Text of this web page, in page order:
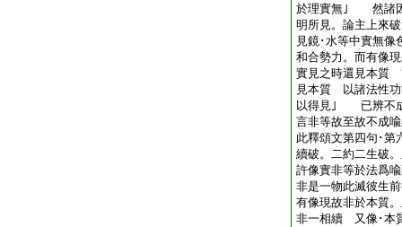
於理實無｣ 然諸因
明所見。論主上來
見鏡･水等中實無像
和合勢力。而有像
實見之時還見本質
見本質 以諸法性
以得見｣ 已辨不
言非等故至故不成
此釋頌文第四句･第
續破。二約二生破
許像實非等於法爲
非是一物此滅彼生
有像現故非於本質
非一相續 又像･本